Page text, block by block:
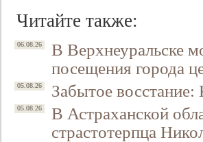
Читайте также:
06.08.26
В Верхнеуральске
посещения города
05.08.26 Забытое восстание:
05.08.26
В Астраханской
страстотерпца